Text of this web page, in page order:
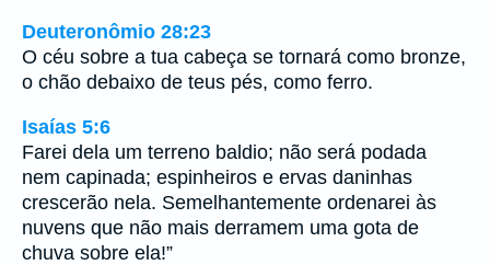
Deuteronômio 28:23
O céu sobre a tua cabeça se tornará como bronze,
o chão debaixo de teus pés, como ferro.
Isaías 5:6
Farei dela um terreno baldio; não será podada
nem capinada; espinheiros e ervas daninhas
crescerão nela. Semelhantemente ordenarei às
nuvens que não mais derramem uma gota de
chuva sobre ela!”